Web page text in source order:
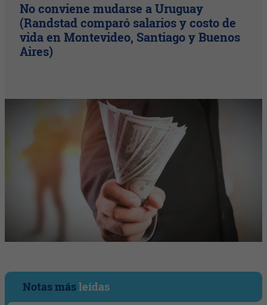
No conviene mudarse a Uruguay
(Randstad comparó salarios y costo de
vida en Montevideo, Santiago y Buenos
Aires)
Notas másleídas